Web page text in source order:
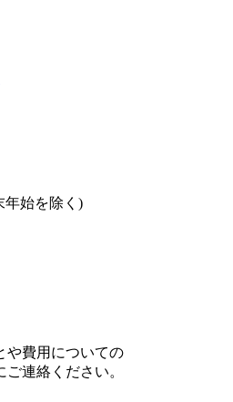
年始を除く)
や費用についての
連絡ください。